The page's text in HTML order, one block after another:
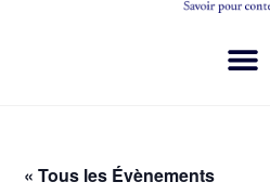
« Tous les Évènements